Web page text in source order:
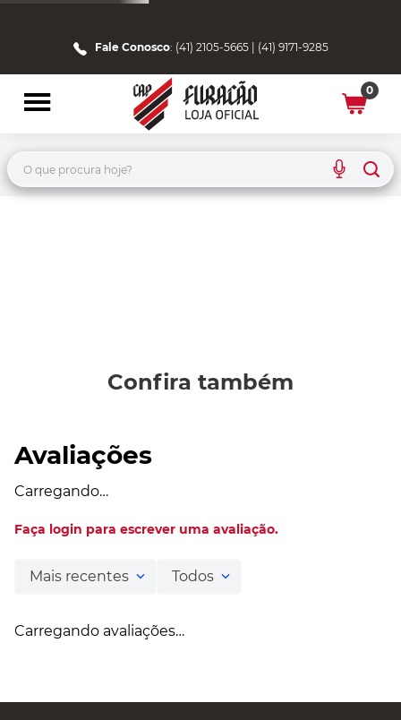
Fale Conosco: (41) 2105-5665 | (41) 9171-9285
0
O que procura hoje?
Confira também
Avaliações
Carregando…
Faça login para escrever uma avaliação.
Mais recentes Todos
Carregando avaliações…